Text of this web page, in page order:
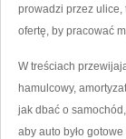
prowadzi przez ulice,
ofertę, by pracować
W treściach
hamulcowy,
jak dbać o
aby auto było